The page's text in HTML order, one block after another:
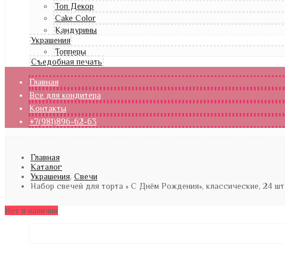
Топ Декор
Cake Color
Кандурины
Украшения
Топперы
Съедобная печать
Главная
Все для кондитера
Контакты
+7(981)896-62-63
Главная
Каталог
Украшения, Свечи
Набор свечей для торта » С Днём Рождения», классические, 24 шт
Нет в наличии